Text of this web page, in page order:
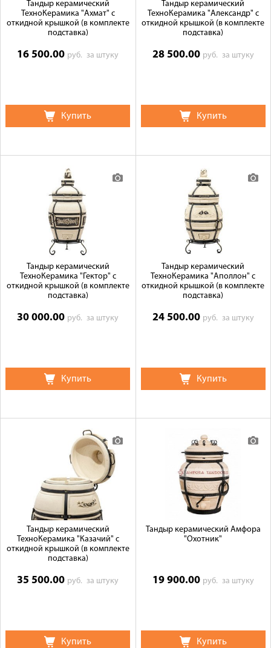
Тандыр керамический
ТехноКерамика "Ахмат" с
откидной крышкой (в комплекте
подставка)
16 500.00 руб.за штуку
Купить
Тандыр керамический
ТехноКерамика "Александр" с
откидной крышкой (в комплекте
подставка)
28 500.00 руб. за штуку
Купить
Тандыр керамический
ТехноКерамика "Гектор" с
откидной крышкой (в комплекте
подставка)
30 000.00 руб.за штуку
Купить
Тандыр керамический
ТехноКерамика "Аполлон" с
откидной крышкой (в комплекте
подставка)
24 500.00 руб. за штуку
Купить
Тандыр керамический
ТехноКерамика "Казачий" с
откидной крышкой (в комплекте
подставка)
35 500.00 руб.за штуку
Купить
Тандыр керамический Амфора
"Охотник"
19 900.00 руб. за штуку
Купить